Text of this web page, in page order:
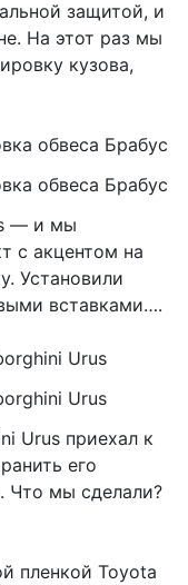
защитой, и
На этот раз мы
кузова,
обвеса Брабус
обвеса Брабус
— и мы
с акцентом на
Установили
вставками….
Urus
Urus
Urus приехал к
его
Что мы сделали?
пленкой Toyota